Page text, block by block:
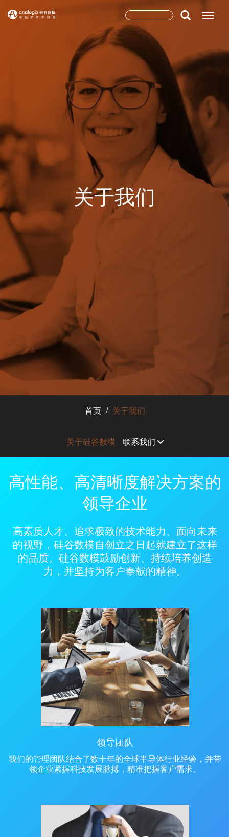
搜
索
表
单
关于我们
首页 关于我们
关于硅谷数模 联系我们
高性能、高清晰度解决方案的
领导企业
高素质人才、追求极致的技术能力、面向未来
的视野，硅谷数模自创立之日起就建立了这样
的品质。硅谷数模鼓励创新、持续培养创造
力，并坚持为客户奉献的精神。
领导团队
我们的管理团队结合了数十年的全球半导体行业经验，并带
领企业紧握科技发展脉搏，精准把握客户需求。